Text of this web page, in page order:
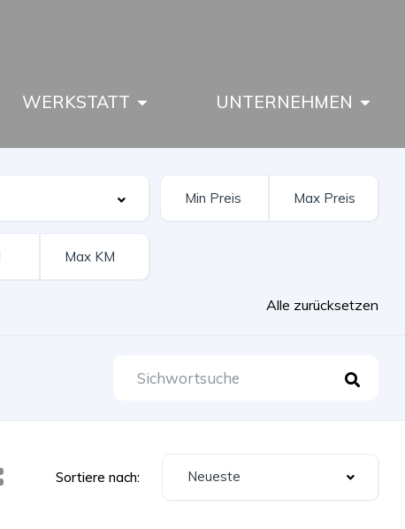
WERKSTATT UNTERNEHMEN
Alle zurücksetzen
Sortiere nach: Neueste